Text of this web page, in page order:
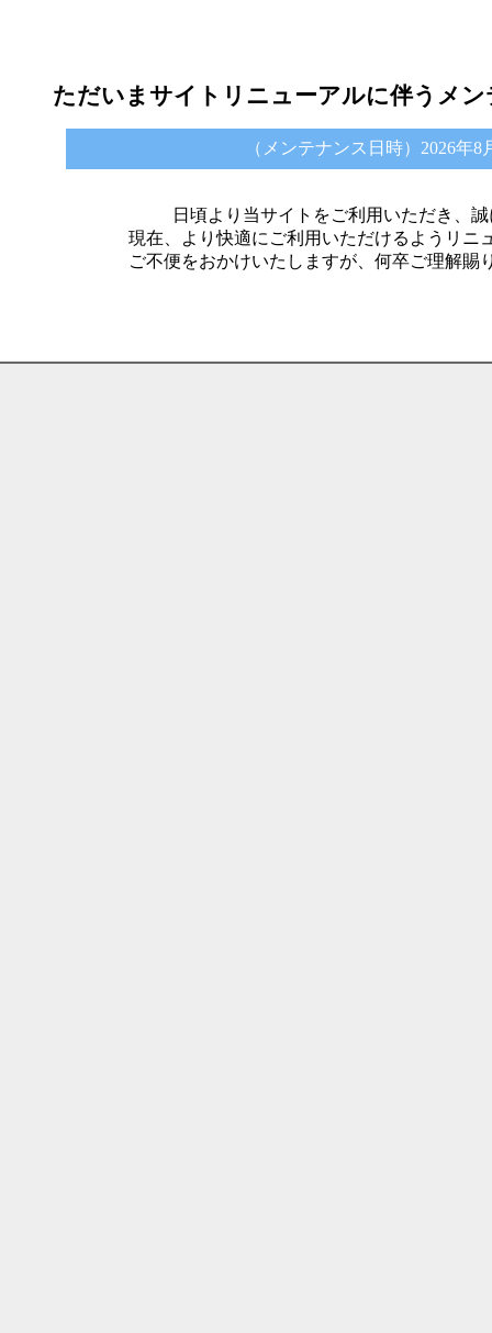
ただいまサイトリニューアルに伴うメ
（メンテナンス日時）2026年8
日頃より当サイトをご利用いただき、
現在、より快適にご利用いただけるようリニ
ご不便をおかけいたしますが、何卒ご理解賜